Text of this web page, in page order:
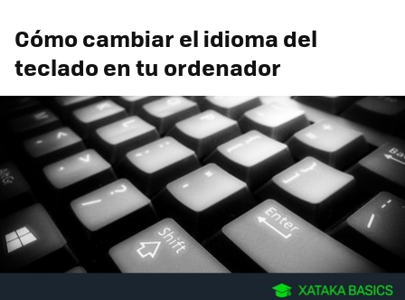
Cómo cambiar el idioma del
teclado en tu ordenador